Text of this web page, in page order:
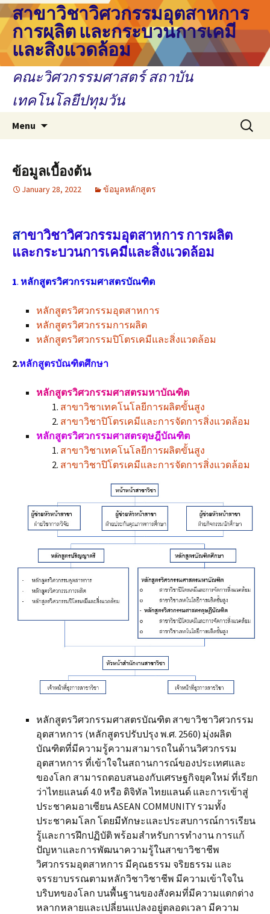
สาขาวิชาวิศวกรรมอุตสาหการ
การผลิต และกระบวนการเคมี
และสิ่งแวดล้อม
คณะวิศวกรรมศาสตร์ สถาบัน
เทคโนโลยีปทุมวัน
Menu
Search
for:
ข้อมูลเบื้องต้น
January 28, 2022 ข้อมูลหลักสูตร
สาขาวิชาวิศวกรรมอุตสาหการ การผลิต
และกระบวนการเคมีและสิ่งแวดล้อม
1. หลักสูตรวิศวกรรมศาสตรบัณฑิต
หลักสูตรวิศวกรรมอุตสาหการ
หลักสูตรวิศวกรรมการผลิต
หลักสูตรวิศวกรรมปิโตรเคมีและสิ่งแวดล้อม
2.หลักสูตรบัณฑิตศึกษา
หลักสูตรวิศวกรรมศาสตรมหาบัณฑิต
สาขาวิชาเทคโนโลยีการผลิตขั้นสูง
สาขาวิชาปิโตรเคมีและการจัดการสิ่งแวดล้อม
หลักสูตรวิศวกรรมศาสตรดุษฎีบัณฑิต
สาขาวิชาเทคโนโลยีการผลิตขั้นสูง
สาขาวิชาปิโตรเคมีและการจัดการสิ่งแวดล้อม
หลักสูตรวิศวกรรมศาสตรบัณฑิต สาขาวิชาวิศวกรรม
อุตสาหการ (หลักสูตรปรับปรุง พ.ศ. 2560) มุ่งผลิต
บัณฑิตที่มีความรู้ความสามารถในด้านวิศวกรรม
อุตสาหการ ที่เข้าใจในสถานการณ์ของประเทศและ
ของโลก สามารถตอบสนองกับเศรษฐกิจยุคใหม่ ที่เรียก
ว่าไทยแลนด์ 4.0 หรือ ดิจิทัล ไทยแลนด์ และการเข้าสู่
ประชาคมอาเซียน ASEAN COMMUNITY รวมทั้ง
ประชาคมโลก โดยมีทักษะและประสบการณ์การเรียน
รู้และการฝึกปฏิบัติ พร้อมสำหรับการทำงาน การแก้
ปัญหาและการพัฒนาความรู้ในสาขาวิชาชีพ
วิศวกรรมอุตสาหการ มีคุณธรรม จริยธรรม และ
จรรยาบรรณตามหลักวิชาวิชาชีพ มีความเข้าใจใน
บริบทของโลก บนพื้นฐานของสังคมที่มีความแตกต่าง
หลากหลายและเปลี่ยนแปลงอยู่ตลอดเวลา มีความ